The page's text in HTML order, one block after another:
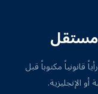
مستقل
قانونياً مكتوباً قبل
الإنجليزية.